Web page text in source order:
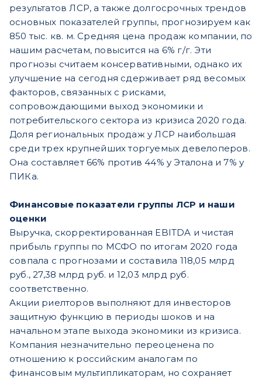
результатов ЛСР, а также долгосрочных трендов
основных показателей группы, прогнозируем как
850 тыс. кв. м. Средняя цена продаж компании, по
нашим расчетам, повысится на 6% г/г. Эти
прогнозы считаем консервативными, однако их
улучшение на сегодня сдерживает ряд весомых
факторов, связанных с рисками,
сопровождающими выход экономики и
потребительского сектора из кризиса 2020 года.
Доля региональных продаж у ЛСР наибольшая
среди трех крупнейших торгуемых девелоперов.
Она составляет 66% против 44% у Эталона и 7% у
ПИКа.
Финансовые показатели группы ЛСР и наши
оценки
Выручка, скорректированная EBITDA и чистая
прибыль группы по МСФО по итогам 2020 года
совпала с прогнозами и составила 118,05 млрд
руб., 27,38 млрд руб. и 12,03 млрд руб.
соответственно.
Акции риелторов выполняют для инвесторов
защитную функцию в периоды шоков и на
начальном этапе выхода экономики из кризиса.
Компания незначительно переоценена по
отношению к российским аналогам по
финансовым мультипликаторам, но сохраняет